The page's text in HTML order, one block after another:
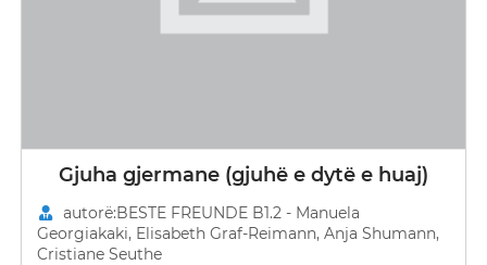
Gjuha gjermane (gjuhë e dytë e huaj)
autorë:BESTE FREUNDE B1.2 - Manuela
Georgiakaki, Elisabeth Graf-Reimann, Anja Shumann,
Cristiane Seuthe